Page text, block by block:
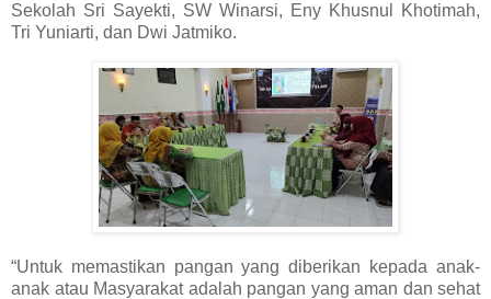
Sekolah Sri Sayekti, SW Winarsi, Eny Khusnul Khotimah,
Tri Yuniarti, dan Dwi Jatmiko.
“Untuk memastikan pangan yang diberikan kepada anak-
anak atau Masyarakat adalah pangan yang aman dan sehat